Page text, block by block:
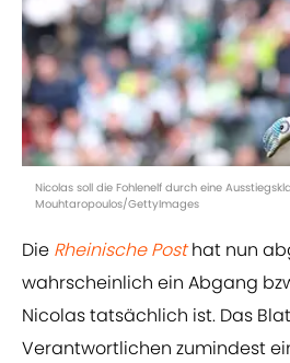
Nicolas soll die Fohlenelf durch eine
Mouhtaropoulos/GettyImages
Die Rheinische Post hat nun
wahrscheinlich ein Abgang
Nicolas tatsächlich ist. Das
Verantwortlichen zumindest